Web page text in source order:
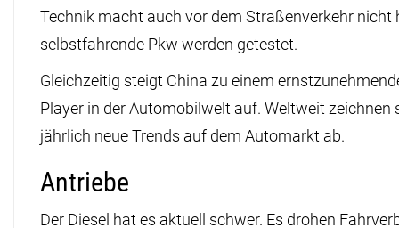
Technik macht auch vor dem Straßenverkehr nicht
selbstfahrende Pkw werden getestet.
Gleichzeitig steigt China zu einem
Player in der Automobilwelt auf. Weltweit zeichnen
jährlich neue Trends auf dem Automarkt ab.
Antriebe
Der Diesel hat es aktuell schwer. Es drohen